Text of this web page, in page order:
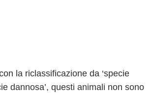
la riclassificazione da ‘specie
dannosa’, questi animali non sono